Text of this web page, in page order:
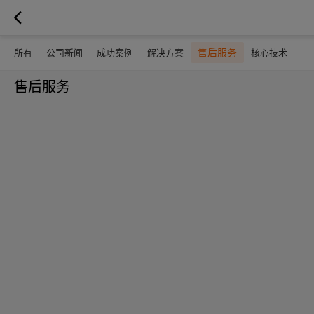
所有 公司新闻 成功案例 解决方案 售后服务 核心技术
售后服务